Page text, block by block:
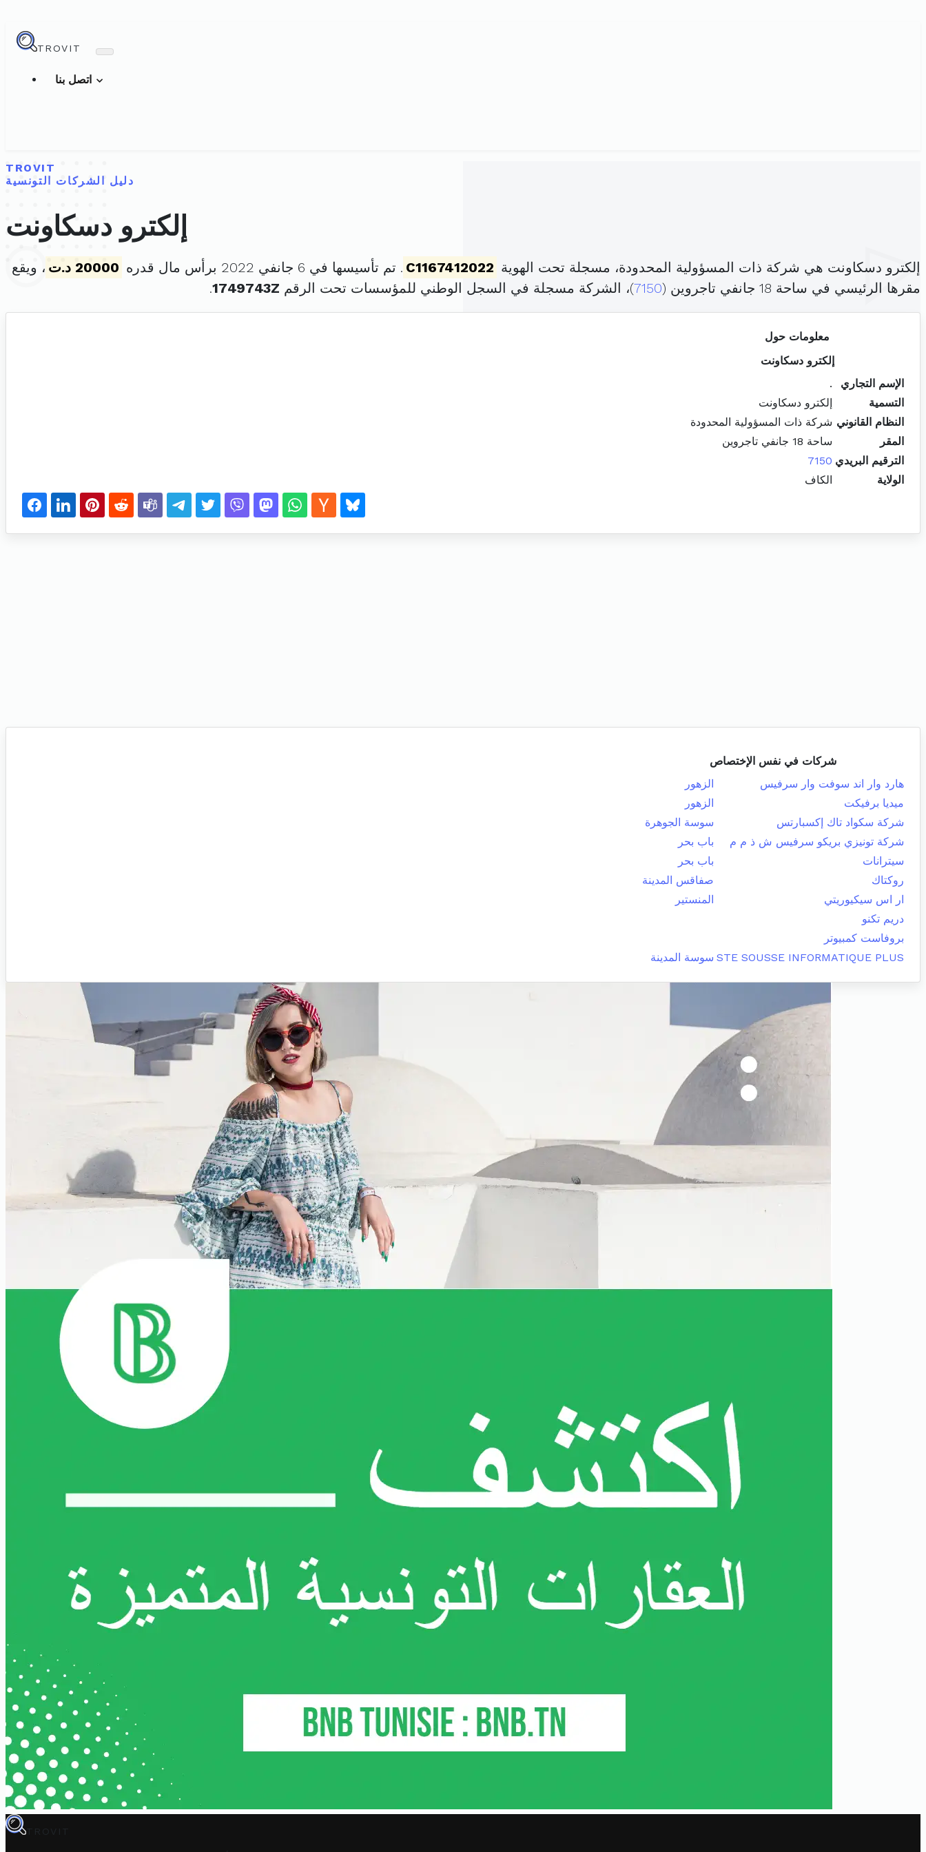
TROVIT
TROVIT
دليل الشركات التونسية
إلكترو دسكاونت
إلكترو دسكاونت هي شركة ذات المسؤولية المحدودة، مسجلة تحت الهوية C1167412022 . تم تأسيسها في 6 جانفي 2022 برأس مال قدره 20000 د.ت
، ويقع
مقرها الرئيسي في ساحة 18 جانفي تاجروين (
7150)، الشركة مسجلة في السجل الوطني للمؤسسات تحت الرقم 1749743Z
.
معلومات حول
إلكترو دسكاونت
الإسم التجاري
.
التسمية
إلكترو دسكاونت
النظام القانوني شركة ذات المسؤولية المحدودة
المقر
ساحة 18 جانفي تاجروين
الترقيم البريدي 7150
الولاية
الكاف
شركات في نفس الإختصاص
هارد وار اند سوفت وار سرفيس
الزهور
ميديا برفيكت
الزهور
شركة سكواد تاك إكسبارتس
سوسة الجوهرة
شركة تونيزي بريكو سرفيس ش ذ م م
باب بحر
سيترانات
باب بحر
روكتاك
صفاقس المدينة
ار اس سيكيوريتي
المنستير
دريم تكنو
بروفاست كمبيوتر
STE SOUSSE INFORMATIQUE PLUS سوسة المدينة
TROVIT